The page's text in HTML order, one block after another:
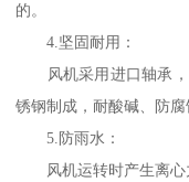
的。
4.坚固耐用：
风机采用进口轴承，
锈钢制成，耐酸碱、防
5.防雨水：
风机运转时产生离心